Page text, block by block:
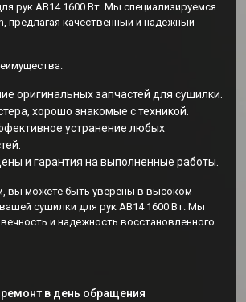
рук AB14 1600 Вт. Мы специализируемся
предлагая качественный и надежный
оригинальных запчастей для сушилки.
хорошо знакомые с техникой.
устранение любых
и гарантия на выполненные работы.
вы можете быть уверены в высоком
сушилки для рук AB14 1600 Вт. Мы
и надежность восстановленного
в день обращения